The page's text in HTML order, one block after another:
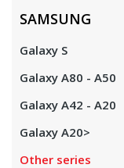
SAMSUNG
Galaxy S
Galaxy A80 - A50
Galaxy A42 - A20
Galaxy A20>
Other series